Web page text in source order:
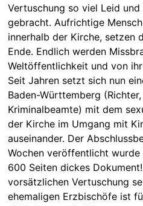
Vertuschung so viel Leid
gebracht. Aufrichtige
innerhalb der Kirche, setzen
Ende. Endlich werden
Weltöffentlichkeit und von
Seit Jahren setzt sich nun
Baden-Württemberg
Kriminalbeamte) mit dem
der Kirche im Umgang mit
auseinander. Der
Wochen veröffentlicht
600 Seiten dickes
vorsätzlichen Vertuschung
ehemaligen Erzbischöfe ist